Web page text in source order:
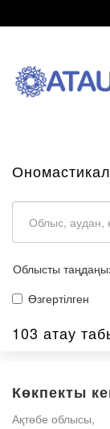
Облысты
Өзгертілген
103 атау
Көкпекты
Ақтөбе облысы,